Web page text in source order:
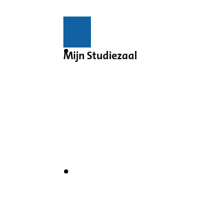
Inventaris
Mijn Studiezaal